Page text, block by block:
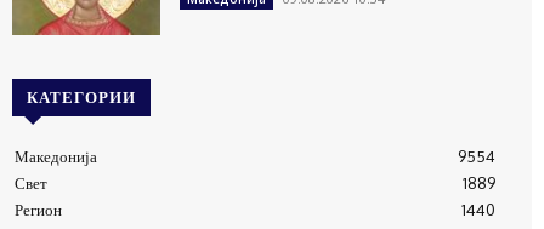
КАТЕГОРИИ
Македонија
9554
Свет
1889
Регион
1440